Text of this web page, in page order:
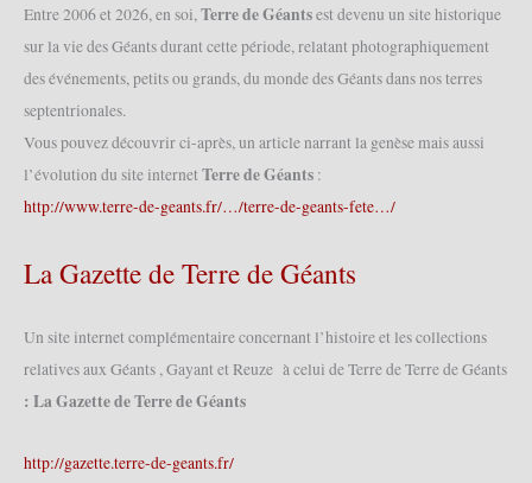
Entre 2006 et 2026, en soi,Terre de Géantsest devenu un site historique
sur la vie des Géants durant cette période, relatant photographiquement
des événements, petits ou grands, du monde des Géants dans nos terres
septentrionales.
Vous pouvez découvrir ci-après, un article narrant la genèse mais aussi
l’évolution du site internet Terre de Géants :
http://www.terre-de-geants.fr/…/terre-de-geants-fete…/
La Gazette de Terre de Géants
Un site internet complémentaire concernant l’histoire et les collections
relatives aux Géants , Gayant et Reuze à celui de Terre de Terre de Géants
: La Gazette de Terre de Géants
http://gazette.terre-de-geants.fr/